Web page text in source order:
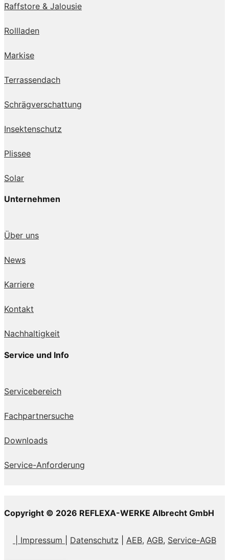
Raffstore & Jalousie
Rollladen
Markise
Terrassendach
Schrägverschattung
Insektenschutz
Plissee
Solar
Unternehmen
Über uns
News
Karriere
Kontakt
Nachhaltigkeit
Service und Info
Servicebereich
Fachpartnersuche
Downloads
Service-Anforderung
Copyright © 2026 REFLEXA-WERKE Albrecht GmbH
| Impressum Datenschutz AEB, AGB, Service-AGB